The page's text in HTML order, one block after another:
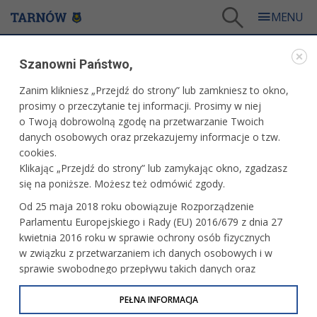
Galeria - Edukacja i Nauka 2025
GALERIA - EDUKACJA I NAUKA 2025
Spotkanie świąteczne i obchody 45-lecia
PP nr 26
35-lecie Specjalistycznej Poradni
Profilaktyczno-Terapeutycznej
Obchody roku ks. prof. J. Tischnera. Gala
35-lecia szkół Tischnera w Tarnowie
Szanowni Państwo,
Zanim klikniesz „Przejdź do strony” lub zamkniesz to okno,
prosimy o przeczytanie tej informacji. Prosimy w niej
o Twoją dobrowolną zgodę na przetwarzanie Twoich
danych osobowych oraz przekazujemy informacje o tzw.
cookies.
Klikając „Przejdź do strony” lub zamykając okno, zgadzasz
się na poniższe. Możesz też odmówić zgody.
Od 25 maja 2018 roku obowiązuje Rozporządzenie
Parlamentu Europejskiego i Rady (EU) 2016/679 z dnia 27
kwietnia 2016 roku w sprawie ochrony osób fizycznych
w związku z przetwarzaniem ich danych osobowych i w
sprawie swobodnego przepływu takich danych oraz
uchylenia dyrektywy 95/46/WE (określane jako RODO, GDPR
lub Ogólne Rozporządzenie o Ochronie Danych
PEŁNA INFORMACJA